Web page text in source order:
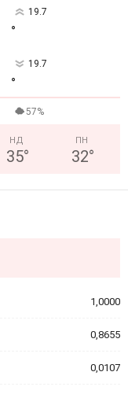
19.7
°
19.7
°
57%
НД
35°
ПН
32°
1,0000
0,8655
0,0107